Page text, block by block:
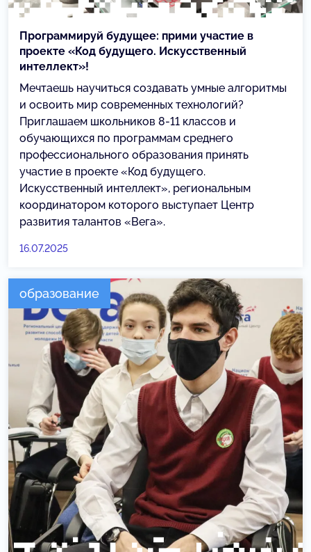
Программируй будущее: прими участие в
проекте «Код будущего. Искусственный
интеллект»!
Мечтаешь научиться создавать умные алгоритмы
и освоить мир современных технологий?
Приглашаем школьников 8-11 классов и
обучающихся по программам среднего
профессионального образования принять
участие в проекте «Код будущего.
Искусственный интеллект», региональным
координатором которого выступает Центр
развития талантов «Вега».
16.07.2025
образование